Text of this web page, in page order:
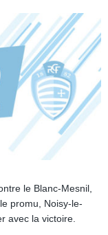
le Blanc-Mesnil,
promu, Noisy-le-
avec la victoire.